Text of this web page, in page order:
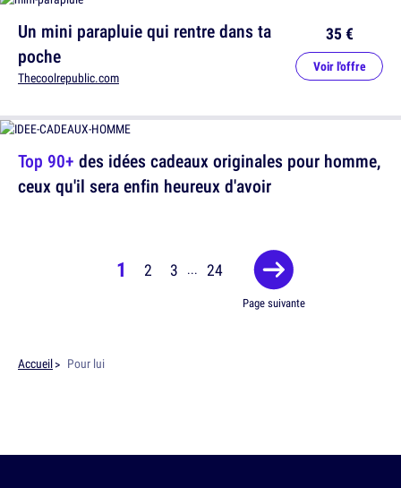
Un mini parapluie qui rentre dans ta
poche
Thecoolrepublic.com
35 €
Voir l'offre
Top 90+ des idées cadeaux originales pour homme,
ceux qu'il sera enfin heureux d'avoir
1 2 3 ... 24
Page suivante
Accueil Pour lui